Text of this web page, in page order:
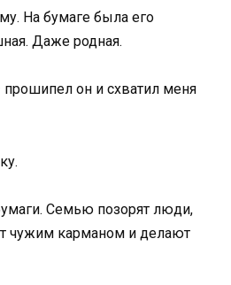
На бумаге была его
Даже родная.
он и схватил меня
Семью позорят люди,
чужим карманом и делают